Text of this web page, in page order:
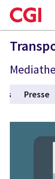
Skip
to
main
content
Presse